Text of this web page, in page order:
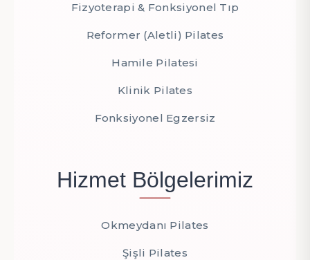
Fizyoterapi & Fonksiyonel Tıp
Reformer (Aletli) Pilates
Hamile Pilatesi
Klinik Pilates
Fonksiyonel Egzersiz
Hizmet Bölgelerimiz
Okmeydanı Pilates
Şişli Pilates